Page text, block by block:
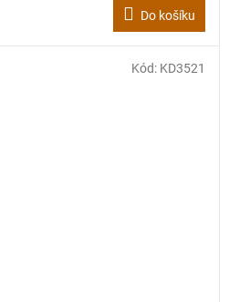
Do košíku
Kód: KD3521